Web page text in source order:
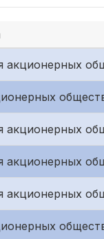
акционерных
акционерных
акционерных
акционерных